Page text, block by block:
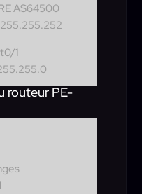
AS64500
1
routeur PE-